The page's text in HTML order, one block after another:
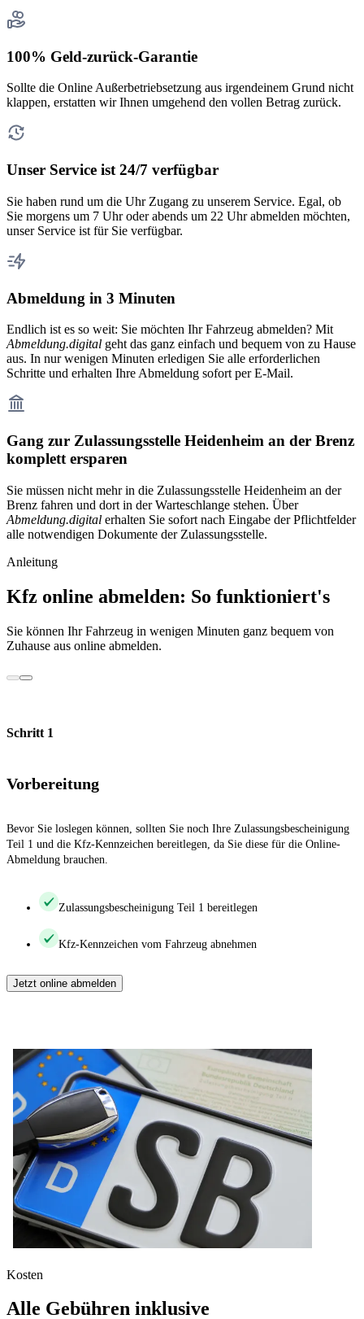
100% Geld-zurück-Garantie
Sollte die Online Außerbetriebsetzung aus irgendeinem Grund nicht
klappen, erstatten wir Ihnen umgehend den vollen Betrag zurück.
Unser Service ist 24/7 verfügbar
Sie haben rund um die Uhr Zugang zu unserem Service. Egal, ob
Sie morgens um 7 Uhr oder abends um 22 Uhr abmelden möchten,
unser Service ist für Sie verfügbar.
Abmeldung in 3 Minuten
Endlich ist es so weit: Sie möchten Ihr Fahrzeug abmelden? Mit
Abmeldung.digital geht das ganz einfach und bequem von zu Hause
aus. In nur wenigen Minuten erledigen Sie alle erforderlichen
Schritte und erhalten Ihre Abmeldung sofort per E-Mail.
Gang zur Zulassungsstelle Heidenheim an der Brenz
komplett ersparen
Sie müssen nicht mehr in die Zulassungsstelle Heidenheim an der
Brenz fahren und dort in der Warteschlange stehen. Über
Abmeldung.digital erhalten Sie sofort nach Eingabe der Pflichtfelder
alle notwendigen Dokumente der Zulassungsstelle.
Anleitung
Kfz online abmelden: So funktioniert's
Sie können Ihr Fahrzeug in wenigen Minuten ganz bequem von
Zuhause aus online abmelden.
Schritt 1
Vorbereitung
Bevor Sie loslegen können, sollten Sie noch Ihre Zulassungsbescheinigung
Teil 1 und die Kfz-Kennzeichen bereitlegen, da Sie diese für die Online-
Abmeldung brauchen.
Zulassungsbescheinigung Teil 1 bereitlegen
Kfz-Kennzeichen vom Fahrzeug abnehmen
Jetzt online abmelden
Kosten
Alle Gebühren inklusive